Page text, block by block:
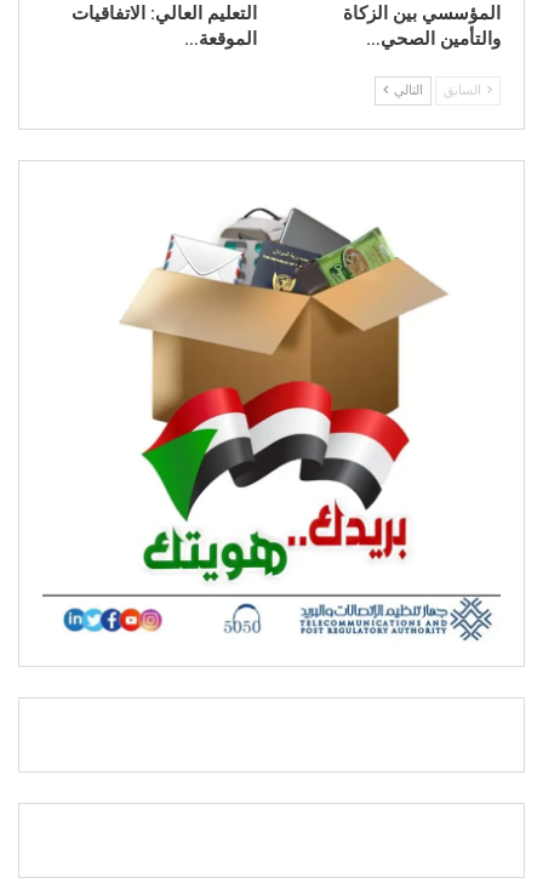
المؤسسي بين الزكاة
والتأمين الصحي…
التعليم العالي: الاتفاقيات
الموقعة…
السابق التالي